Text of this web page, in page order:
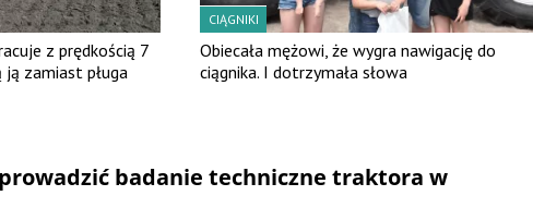
z prędkością 7
zamiast pługa
CIĄGNIKI
Obiecała mężowi, że wygra nawigację do
ciągnika. I dotrzymała słowa
badanie techniczne traktora w